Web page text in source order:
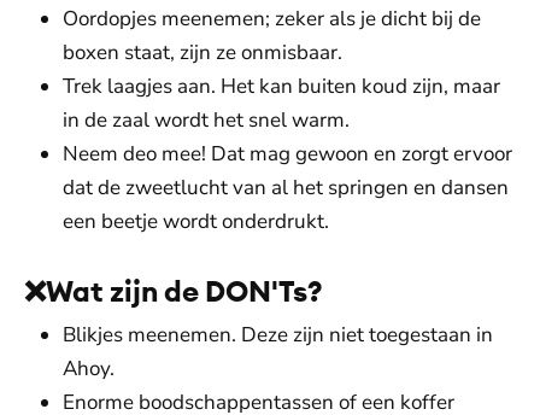
Oordopjes meenemen; zeker als je dicht bij de
boxen staat, zijn ze onmisbaar.
Trek laagjes aan. Het kan buiten koud zijn, maar
in de zaal wordt het snel warm.
Neem deo mee! Dat mag gewoon en zorgt ervoor
dat de zweetlucht van al het springen en dansen
een beetje wordt onderdrukt.
❌Wat zijn de DON'Ts?
Blikjes meenemen. Deze zijn niet toegestaan in
Ahoy.
Enorme boodschappentassen of een koffer